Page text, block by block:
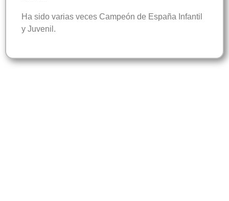
Ha sido varias veces Campeón de España Infantil
y Juvenil.